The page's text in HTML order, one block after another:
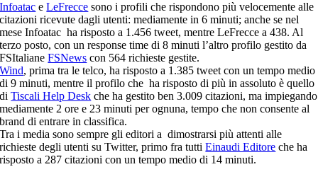
Infoatac eLeFrecce sono i profili che rispondono più velocemente alle
citazioni ricevute dagli utenti: mediamente in 6 minuti; anche se nel
mese Infoatac ha risposto a 1.456 tweet, mentre LeFrecce a 438. Al
terzo posto, con un response time di 8 minuti l’altro profilo gestito da
FSItalianeFSNews con 564 richieste gestite.
Wind, prima tra le telco, ha risposto a 1.385 tweet con un tempo medio
di 9 minuti, mentre il profilo che ha risposto di più in assoluto è quello
diTiscali Help Desk che ha gestito ben 3.009 citazioni, ma impiegando
mediamente 2 ore e 23 minuti per ognuna, tempo che non consente al
brand di entrare in classifica.
Tra i media sono sempre gli editori a dimostrarsi più attenti alle
richieste degli utenti su Twitter, primo fra tuttiEinaudi Editore che ha
risposto a 287 citazioni con un tempo medio di 14 minuti.